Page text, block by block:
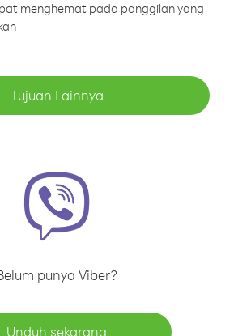
menghemat pada panggilan yang
Tujuan Lainnya
punya Viber?
Unduh sekarang